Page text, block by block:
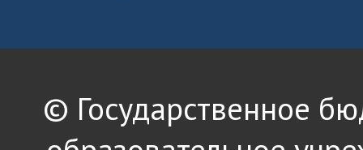
© Государственное